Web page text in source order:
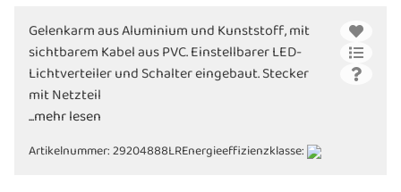
Gelenkarm aus Aluminium und Kunststoff, mit
sichtbarem Kabel aus PVC. Einstellbarer LED-
Lichtverteiler und Schalter eingebaut. Stecker
mit Netzteil
...mehr lesen
Artikelnummer:29204888LREnergieeffizienzklasse: